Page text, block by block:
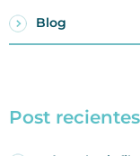
Blog
Post recientes